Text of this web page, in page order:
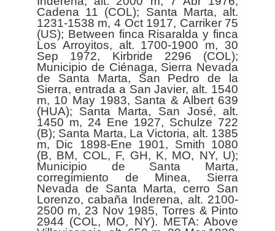
Cadena 11 (COL); Santa Marta, alt.
1231-1538 m, 4 Oct 1917, Carriker 75
(US); Between finca Risaralda y finca
Los Arroyitos, alt. 1700-1900 m, 30
Sep 1972, Kirbride 2296 (COL);
Municipio de Ciénaga, Sierra Nevada
de Santa Marta, San Pedro de la
Sierra, entrada a San Javier, alt. 1540
m, 10 May 1983, Santa & Albert 639
(HUA); Santa Marta, San José, alt.
1450 m, 24 Ene 1927, Schulze 722
(B); Santa Marta, La Victoria, alt. 1385
m, Dic 1898-Ene 1901, Smith 1080
(B, BM, COL, F, GH, K, MO, NY, U);
Municipio de Santa Marta,
corregimiento de Minea, Sierra
Nevada de Santa Marta, cerro San
Lorenzo, cabaña Inderena, alt. 2100-
2500 m, 23 Nov 1985, Torres & Pinto
2944 (COL, MO, NY). META: Above